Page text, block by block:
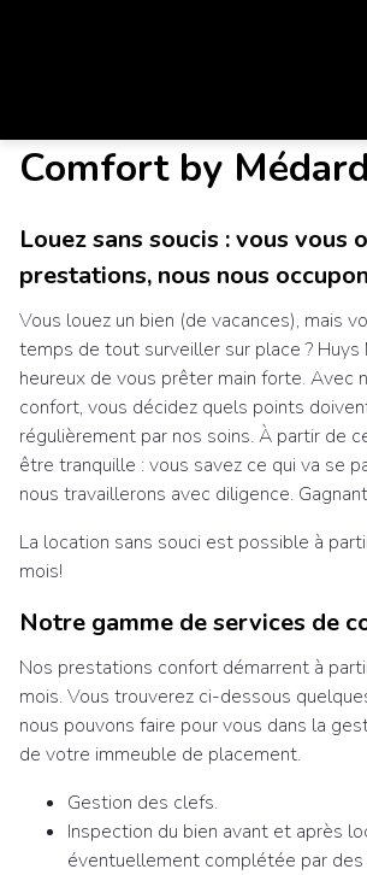
Comfort by Médard
Louez sans soucis : vous vous
prestations, nous nous
Vous louez un bien (de vacances), mais
temps de tout surveiller sur place ?
heureux de vous prêter main forte. Avec
confort, vous décidez quels points
régulièrement par nos soins. À partir de
être tranquille : vous savez ce qui va se
nous travaillerons avec diligence.
La location sans souci est possible à
mois!
Notre gamme de services de
Nos prestations confort démarrent à
mois. Vous trouverez ci-dessous
nous pouvons faire pour vous dans la
de votre immeuble de placement.
Gestion des clefs.
Inspection du bien avant et après
éventuellement complétée par